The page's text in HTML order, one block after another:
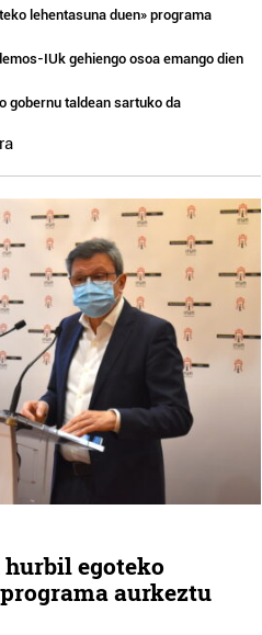
lehentasuna duen» programa
IUk gehiengo osoa emango dien
gobernu taldean sartuko da
egoteko
aurkeztu